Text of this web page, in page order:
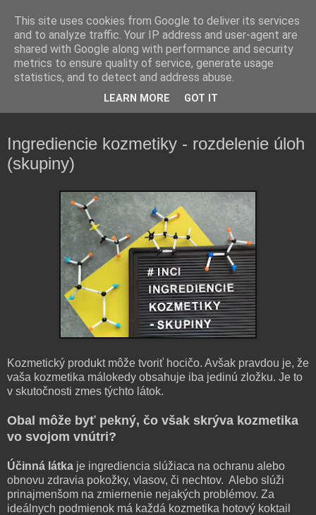
rozoberá témy o zdraví, živote a všetko možné.
Ingrediencie kozmetiky - rozdelenie úloh
(skupiny)
Kozmetický produkt môže tvoriť hocičo. Avšak pravdou je, že
vaša kozmetika málokedy obsahuje iba jedinú zložku. Je to
v skutočnosti zmes týchto látok.
Obal môže byť pekný, čo však skrýva kozmetika
vo svojom vnútri?
Účinná látka je ingrediencia slúžiaca na ochranu alebo
obnovu zdravia pokožky, vlasov, či nechtov. Alebo slúži
prinajmenšom na zmiernenie nejakých problémov. Za
ideálnych podmienok má každá kozmetika hotový koktail
This site uses cookies from Google to deliver its services
and to analyze traffic. Your IP address and user-agent are
shared with Google along with performance and security
metrics to ensure quality of service, generate usage
statistics, and to detect and address abuse.
LEARN MORE GOT IT